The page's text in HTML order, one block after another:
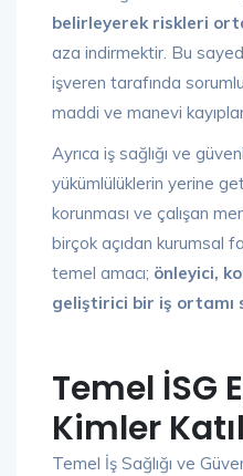
belirleyerek riskleri
aza indirmektir. Bu
işveren tarafında
maddi ve manevi
Ayrıca iş sağlığı ve
yükümlülüklerin yerine
korunması ve çalışan
birçok açıdan kurumsal
temel amacı; önleyici,
geliştirici bir iş ortamı
Temel İSG
Kimler
Temel İş Sağlığı ve